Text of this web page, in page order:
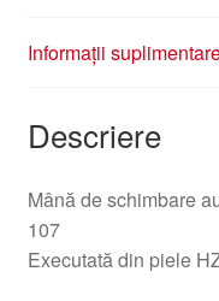
Informații
Descriere
Mână de schimbare
107
Executată din piele